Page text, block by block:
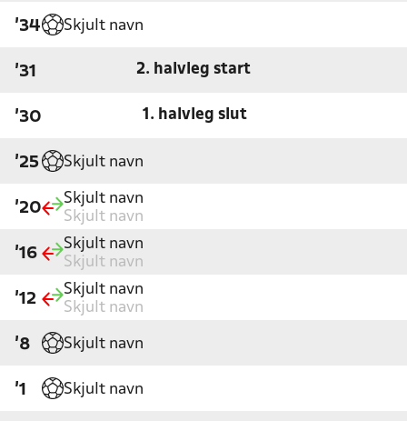
'34 Skjult navn
'31 2. halvleg start
'30 1. halvleg slut
'25 Skjult navn
'20
Skjult navn
Skjult navn
'16
Skjult navn
Skjult navn
'12
Skjult navn
Skjult navn
'8 Skjult navn
'1 Skjult navn